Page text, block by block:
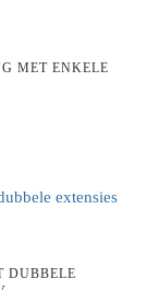
MET ENKELE
DUBBELE